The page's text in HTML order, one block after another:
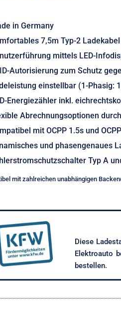
in Germany
7,5m Typ-2
mittels LED-
Autorisierung zum Schutz
einstellbar (1-Phasig:
Energiezähler inkl.
Abrechnungsoptionen
mit OCPP 1.5s und
und phasengenaues
Typ A
mit zahlreichen unabhängigen
Diese
Elektro­auto
bestellen.